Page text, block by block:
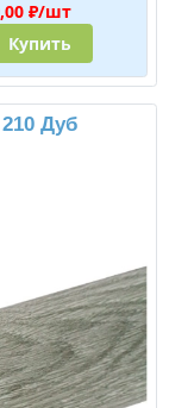
₽/шт
Купить
Дуб